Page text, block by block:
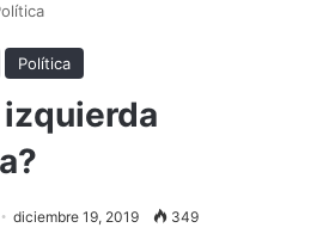
Política
diciembre 19, 2019 349